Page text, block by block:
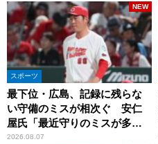
スポーツ
最下位・広島、記録に残らな
い守備のミスが相次ぐ 安仁
屋氏「最近守りのミスが多
い」
2026.08.07
NEW